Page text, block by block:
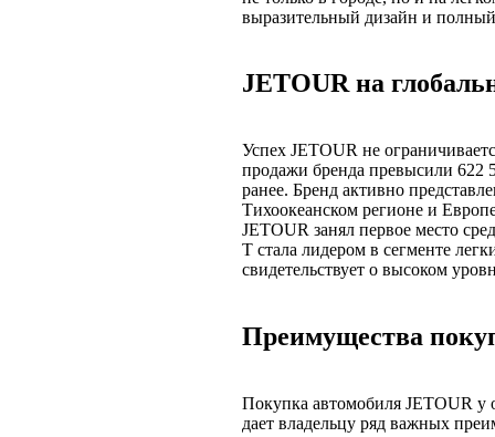
выразительный дизайн и
JETOUR на
Успех JETOUR не
продажи бренда превысили 622
ранее. Бренд активно
Тихоокеанском регионе и
JETOUR занял первое место
T стала лидером в сегменте
свидетельствует о высоком
Преимущества
Покупка автомобиля JETOUR у
дает владельцу ряд важных